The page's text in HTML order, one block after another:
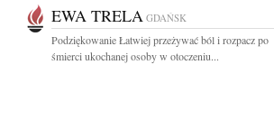
EWA TRELA GDAŃSK
Podziękowanie Łatwiej przeżywać ból i rozpacz po
śmierci ukochanej osoby w otoczeniu...